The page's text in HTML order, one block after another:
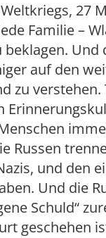
27
Familie –
Und
auf den
zu
Russen
und den
Und die
Schuld“
geschehen